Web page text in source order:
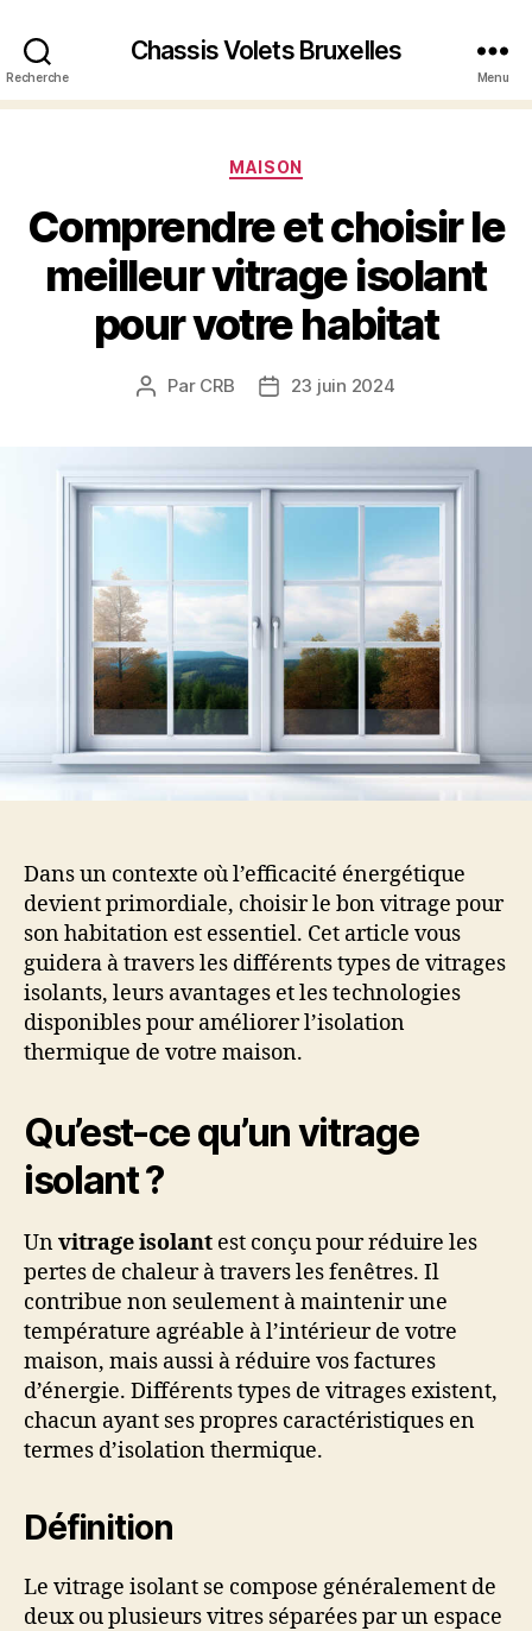
Recherche
Chassis Volets Bruxelles
Menu
Catégories
MAISON
Comprendre et choisir le
meilleur vitrage isolant
pour votre habitat
Auteur
Par CRB
Date23 juin 2024
Dans un contexte où l’efficacité énergétique
devient primordiale, choisir le bon vitrage pour
son habitation est essentiel. Cet article vous
guidera à travers les différents types de vitrages
isolants, leurs avantages et les technologies
disponibles pour améliorer l’isolation
thermique de votre maison.
Qu’est-ce qu’un vitrage
isolant ?
Unvitrage isolant est conçu pour réduire les
pertes de chaleur à travers les fenêtres. Il
contribue non seulement à maintenir une
température agréable à l’intérieur de votre
maison, mais aussi à réduire vos factures
d’énergie. Différents types de vitrages existent,
chacun ayant ses propres caractéristiques en
termes d’isolation thermique.
Définition
Le vitrage isolant se compose généralement de
deux ou plusieurs vitres séparées par un espace